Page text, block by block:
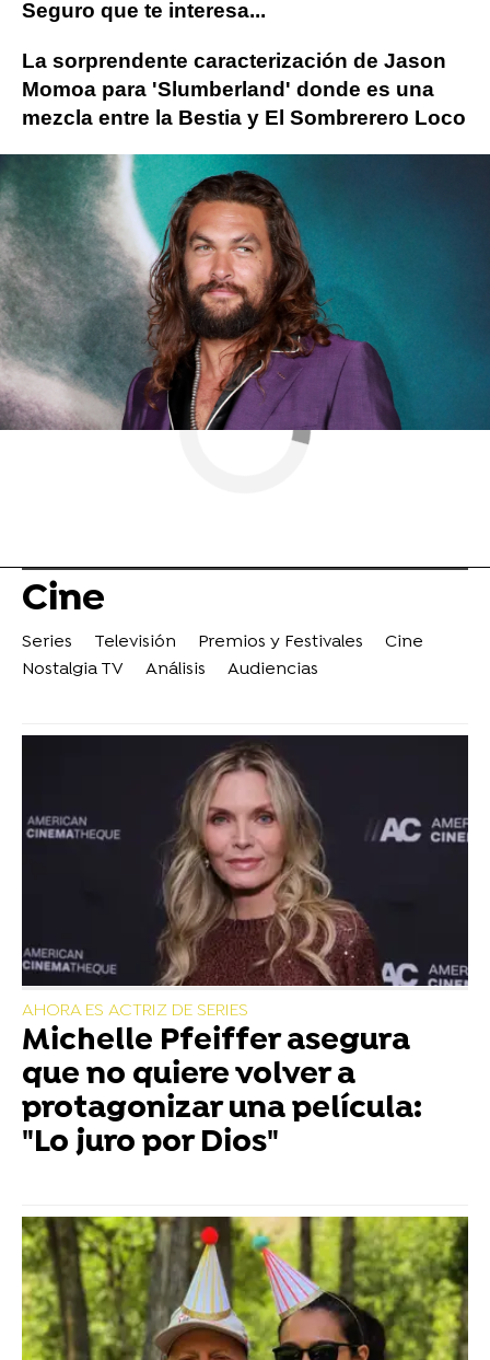
Seguro que te interesa...
La sorprendente caracterización de Jason
Momoa para 'Slumberland' donde es una
mezcla entre la Bestia y El Sombrerero Loco
Jason Momoa Amber Heard
ObjetivoTV » Cine
Cine
Series Televisión Premios y Festivales
Cine
Nostalgia TV
Análisis Audiencias
AHORA ES ACTRIZ DE SERIES
Michelle Pfeiffer asegura
que no quiere volver a
protagonizar una película:
"Lo juro por Dios"